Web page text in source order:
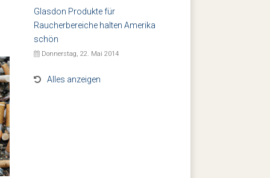
Glasdon Produkte für
Raucherbereiche halten Amerika
schön
Donnerstag, 22. Mai 2014
Alles anzeigen